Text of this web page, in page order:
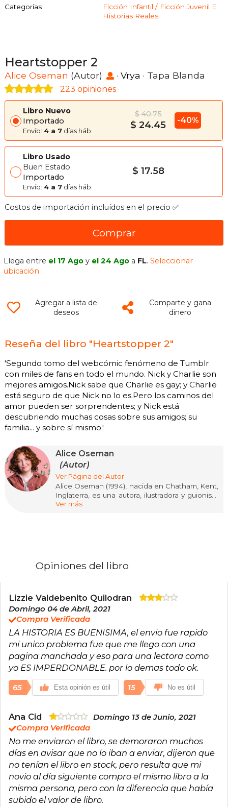
Categorías
Ficción Infantil / Ficción Juvenil E
Historias Reales
Heartstopper 2
Alice Oseman (Autor) · Vrya · Tapa Blanda
223 opiniones
Libro Nuevo
Importado
Envío: 4 a 7 días háb.
$ 40.75
$ 24.45 -40%
Libro Usado
Buen Estado
Importado
Envío: 4 a 7 días háb.
$ 17.58
Costos de importación incluídos en el precio ✅
Comprar
Llega entre el 17 Ago y el 24 Ago a FL.Seleccionar
ubicación
Agregar a lista de
deseos
Comparte y gana
dinero
Reseña del libro "Heartstopper 2"
'Segundo tomo del webcómic fenómeno de Tumblr
con miles de fans en todo el mundo. Nick y Charlie son
mejores amigos.Nick sabe que Charlie es gay; y Charlie
está seguro de que Nick no lo es.Pero los caminos del
amor pueden ser sorprendentes; y Nick está
descubriendo muchas cosas sobre sus amigos; su
familia... y sobre sí mismo.'
Alice Oseman
(Autor)
Ver Página del Autor
Alice Oseman (1994), nacida en Chatham, Kent,
Inglaterra, es una autora, ilustradora y guionista
galardonada, reconocida mundialmente por
Su carrera literaria comenzó a los 17 años con la
Radio Silence, I Was Born for This y Loveless,
esta última bestseller del New York Times.
Sus obras son valoradas por su realismo,
inclusión LGBTQIA+ y tratamiento de la salud
mental, y han sido nominadas y premiadas en
prestigiosos certámenes como el YA Book
Prize, los Inky Awards y los Goodreads Choice
Awards. Fue nombrada Persona del Año 2023
por Attitude e Ilustradora del Año por los British
Book Awards.
Ver más
Opiniones del libro
Lizzie Valdebenito Quilodran
Domingo 04 de Abril, 2021
Compra Verificada
LA HISTORIA ES BUENISIMA, el envio fue rapido
mi unico problema fue que me llego con una
pagina manchada y eso para una lectora como
yo ES IMPERDONABLE. por lo demas todo ok.
65 Esta opinión es útil 15 No es útil
Ana Cid
Domingo 13 de Junio, 2021
Compra Verificada
No me enviaron el libro, se demoraron muchos
días en avisar que no lo iban a enviar, dijeron que
no tenían el libro en stock, pero resulta que mi
novio al día siguiente compro el mismo libro a la
misma persona, pero con la diferencia que había
subido el valor de libro.